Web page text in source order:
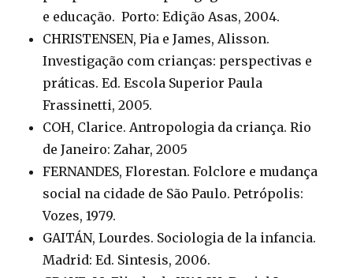
e educação. Porto: Edição Asas, 2004.
CHRISTENSEN, Pia e James, Alisson.
Investigação com crianças: perspectivas e
práticas. Ed. Escola Superior Paula
Frassinetti, 2005.
COH, Clarice. Antropologia da criança. Rio
de Janeiro: Zahar, 2005
FERNANDES, Florestan. Folclore e mudança
social na cidade de São Paulo. Petrópolis:
Vozes, 1979.
GAITÁN, Lourdes. Sociologia de la infancia.
Madrid: Ed. Sintesis, 2006.